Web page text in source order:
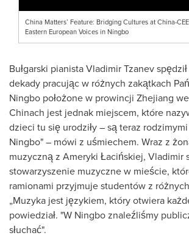
China Matters’ Feature: Bridging Cultures at China-
Eastern European Voices in Ningbo
Bułgarski pianistaVladimir Tzanev
dekady pracując w różnych zakątkach
Ningbo położone w prowincji Zhejiang
Chinach jest jednak miejscem, które
dzieci tu się urodziły – są teraz
Ningbo" – mówi z uśmiechem. Wraz z
muzyczną z Ameryki Łacińskiej, Vladimir
stowarzyszenie muzyczne w mieście,
ramionami przyjmuje studentów z
„Muzyka jest językiem, który otwiera
powiedział. "W Ningboznaleźliśmy
słuchać".